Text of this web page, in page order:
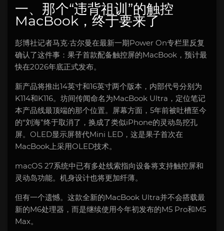
一、那个“违背祖训”的触控
MacBook，终于要来了
彭博社记者马克·古尔曼在最新一期Power On专栏里反复
确认了这件事：果子首款配备触控屏的MacBook，预计最
快在2026年底正式发布。
新产品将推出14英寸和16英寸两个版本，内部代号分别为
K114和K116。坊间传闻命名为MacBook Ultra，定位笔记
本产品线最顶端的那个位置。屏幕方面，5年前被吐槽至今
的“刘海”终于取消了，换成了类似iPhone的灵动岛挖孔
屏。OLED显示屏替代Mini LED，这是果子首次在
MacBook上采用OLED技术。
macOS 27系统中已有多处线索指向设备将支持触控屏和
灵动岛功能。机身设计也将更加纤薄。
但有一个遗憾。这款全新的MacBook Ultra并不会搭载最
新的M6处理器，而是继续使用今年初发布的M5 Pro和M5
Max。